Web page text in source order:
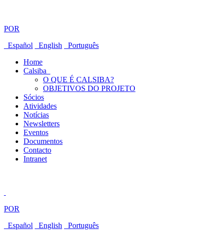
POR
Español
English
Português
Home
Calsiba
O QUE É CALSIBA?
OBJETIVOS DO PROJETO
Sócios
Atividades
Notícias
Newsletters
Eventos
Documentos
Contacto
Intranet
POR
Español
English Português